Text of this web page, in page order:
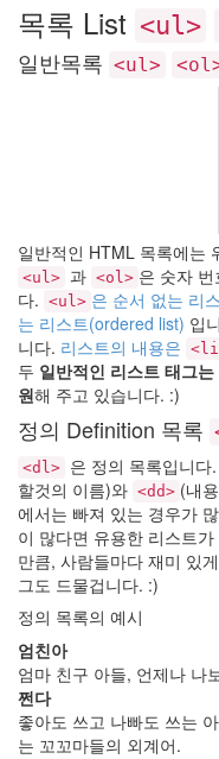
목록 List <ul>
일반목록 <ul>
일반적인 HTML 목록에는
<ul> 과 <ol> 은 숫자
다. <ul> 은 순서 없는 리
는 리스트(ordered list) 입
니다. 리스트의 내용은
두 일반적인 리스트 태그
원해 주고 있습니다. :)
정의 Definition 목록
<dl> 은 정의 목록입니다.
할것의 이름)와 <dd> (내
에서는 빠져 있는 경우가
이 많다면 유용한 리스트
만큼, 사람들마다 재미 있
그도 드물겁니다. :)
정의 목록의 예시
엄친아
엄마 친구 아들, 언제나 나
쩐다
좋아도 쓰고 나빠도 쓰는
는 꼬꼬마들의 외계어.
여
만
좋
은
날
비
밀
답
Ghostface
Killah
색
상
옥
방
Linkroll
Sound
Device
최